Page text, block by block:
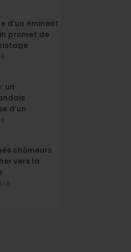
d’un éminent
promet de
un
d’un
chômeurs
vers la